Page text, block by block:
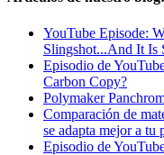
YouTube Episode:
Slingshot...And It Is
Episodio de
Carbon Copy?
Polymaker
Comparación de
se adapta mejor a tu
Episodio de